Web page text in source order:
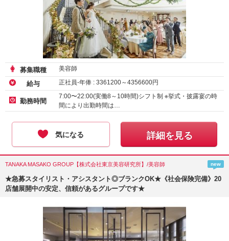
募集職種 美容師
給与 正社員-年俸 : 3361200～4356600円
勤務時間
7:00〜22:00(実働8～10時間)シフト制 ※挙式・披露宴の時
間により出勤時間は…
気になる 詳細を見る
TANAKA MASAKO GROUP【株式会社東京美容研究所】/美容師 new
★急募スタイリスト・アシスタント◎ブランクOK★《社会保険完備》20
店舗展開中の安定、信頼があるグループです★